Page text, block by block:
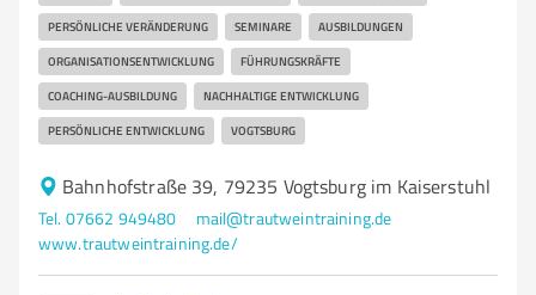
PERSÖNLICHE VERÄNDERUNG SEMINARE AUSBILDUNGEN
ORGANISATIONSENTWICKLUNG FÜHRUNGSKRÄFTE
COACHING-AUSBILDUNG NACHHALTIGE ENTWICKLUNG
PERSÖNLICHE ENTWICKLUNG VOGTSBURG
Bahnhofstraße 39, 79235 Vogtsburg im Kaiserstuhl
Tel. 07662 949480
mail@trautweintraining.de
www.trautweintraining.de/